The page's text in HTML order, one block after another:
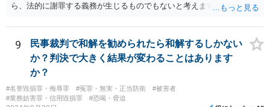
ら、法的に謝罪する義務が生じるものでもないと考えます。 経緯から
す。 子どもの専門相談窓口もありますし、一度相談だけでもしてはい
かがでしょうか。
9
民事裁判で和解を勧められたら和解するしかない
か？判決で大きく結果が変わることはあります
か？
#名誉毀損罪・侮辱罪 #冤罪・無実・正当防衛
#被害者
#業務妨害罪・信用毀損罪
#恐喝・脅迫